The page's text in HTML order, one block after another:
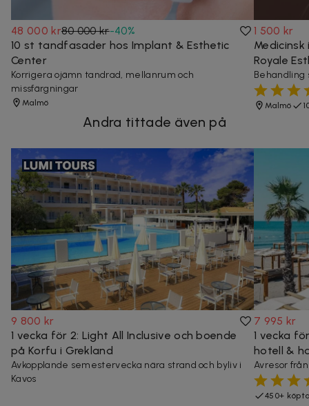
48 000 kr80 000 kr-40%
10 st tandfasader hos Implant & Esthetic
Center
Korrigera ojämn tandrad, mellanrum och
missfärgningar
Malmö
1 500 kr
Royale
Behandling
Malmö
Andra tittade även på
9 800 kr
1 vecka för 2: Light All Inclusive och boende
på Korfu i Grekland
Avkopplande semestervecka nära strand och byliv i
Kavos
7 995 kr
1 vecka
hotell &
Avresor
450+